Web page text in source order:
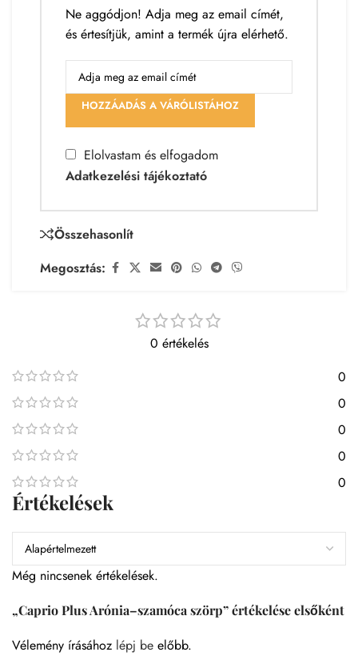
Ne aggódjon! Adja meg az email címét,
és értesítjük, amint a termék újra elérhető.
HOZZÁADÁS A VÁRÓLISTÁHOZ
Elolvastam és elfogadom
Adatkezelési tájékoztató
Összehasonlít
Megosztás:
0 értékelés
0
0
0
0
0
Értékelések
Még nincsenek értékelések.
„Caprio Plus Arónia–szamóca szörp” értékelése elsőként
Vélemény írásához lépj be előbb.